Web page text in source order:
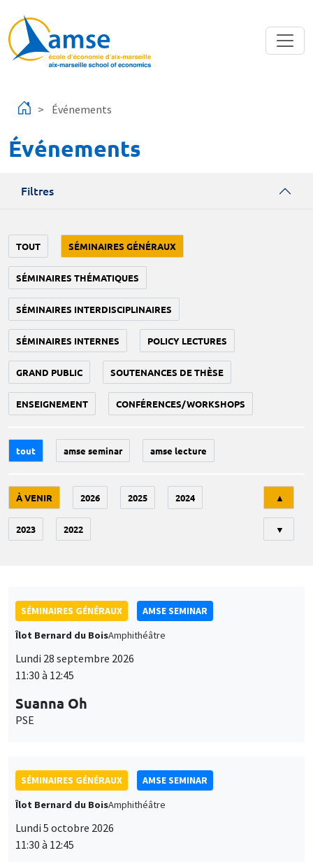
Événements
Événements
Filtres
TOUT SÉMINAIRES GÉNÉRAUX
SÉMINAIRES THÉMATIQUES
SÉMINAIRES INTERDISCIPLINAIRES
SÉMINAIRES INTERNES POLICY LECTURES
GRAND PUBLIC SOUTENANCES DE THÈSE
ENSEIGNEMENT CONFÉRENCES/WORKSHOPS
tout amse seminar amse lecture
À VENIR 2026 2025 2024
2023 2022
▲
▼
SÉMINAIRES GÉNÉRAUX
AMSE SEMINAR
Îlot Bernard du BoisAmphithéâtre
Lundi 28 septembre 2026
11:30 à 12:45
Suanna Oh
PSE
SÉMINAIRES GÉNÉRAUX
AMSE SEMINAR
Îlot Bernard du BoisAmphithéâtre
Lundi 5 octobre 2026
11:30 à 12:45